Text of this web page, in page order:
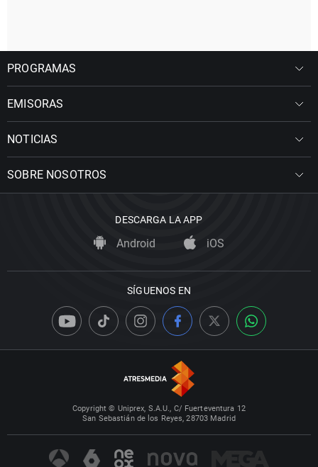
PROGRAMAS
EMISORAS
NOTICIAS
SOBRE NOSOTROS
DESCARGA LA APP
Android iOS
SÍGUENOS EN
Copyright © Uniprex, S.A.U., C/ Fuerteventura 12
San Sebastián de los Reyes, 28703 Madrid